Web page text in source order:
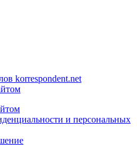
korrespondent.net
и персональных